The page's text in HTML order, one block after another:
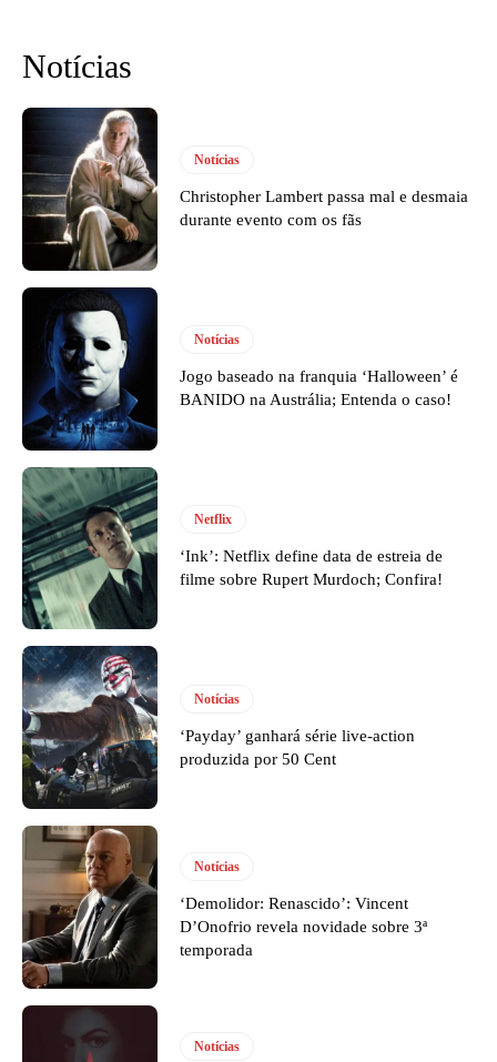
Notícias
Notícias
Christopher Lambert passa mal e desmaia
durante evento com os fãs
Notícias
Jogo baseado na franquia ‘Halloween’ é
BANIDO na Austrália; Entenda o caso!
Netflix
‘Ink’: Netflix define data de estreia de
filme sobre Rupert Murdoch; Confira!
Notícias
‘Payday’ ganhará série live-action
produzida por 50 Cent
Notícias
‘Demolidor: Renascido’: Vincent
D’Onofrio revela novidade sobre 3ª
temporada
Notícias